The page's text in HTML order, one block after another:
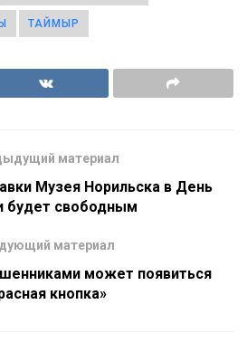
ТАЙМЫР
материал
Музея Норильска в День
будет свободным
материал
может появиться
кнопка»